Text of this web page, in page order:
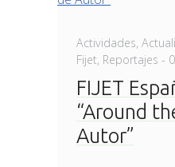
Actividades,
Fijet, Reportajes -
FIJET
“Around
Autor”